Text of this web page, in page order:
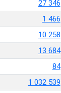
27 346
1 466
10 258
13 684
84
1 032 539